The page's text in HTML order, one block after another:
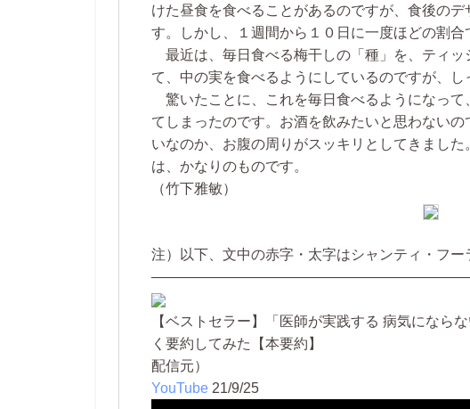
けた昼食を食べることがあるのですが、食後の
す。しかし、１週間から１０日に一度ほどの割合
最近は、毎日食べる梅干しの「種」を、ティッ
て、中の実を食べるようにしているのですが、し
驚いたことに、これを毎日食べるようになって
てしまったのです。お酒を飲みたいと思わない
いなのか、お腹の周りがスッキリとしてきまし
は、かなりのものです。
（竹下雅敏）
注）以下、文中の赤字・太字はシャンティ・フー
【ベストセラー】「医師が実践する 病気になら
く要約してみた【本要約】
配信元）
YouTube 21/9/25